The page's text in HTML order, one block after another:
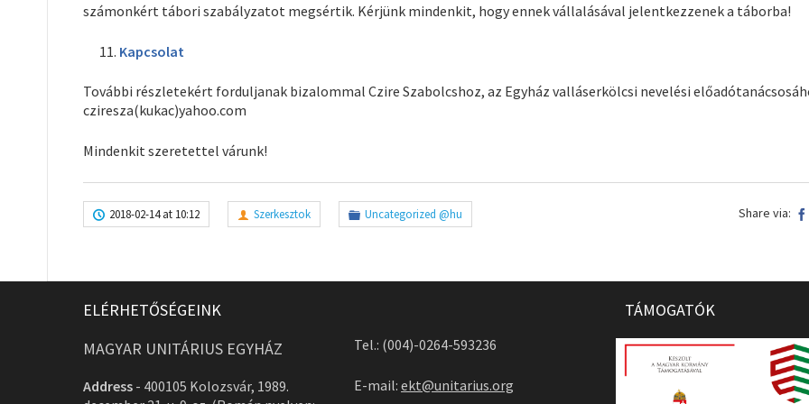
számonkért tábori szabályzatot megsértik. Kérjünk mindenkit, hogy ennek vállalásával jelentkezzenek a táborba!
Kapcsolat
További részletekért forduljanak bizalommal Czire Szabolcshoz, az Egyház valláserkölcsi nevelési
cziresza(kukac)yahoo.com
Mindenkit szeretettel várunk!
2018-02-14 at 10:12 Szerkesztok Uncategorized @hu Share via:
ELÉRHETŐSÉGEINK
MAGYAR UNITÁRIUS EGYHÁZ
Address - 400105 Kolozsvár, 1989.
Tel.: (004)-0264-593236
E-mail: ekt@unitarius.org
TÁMOGATÓK